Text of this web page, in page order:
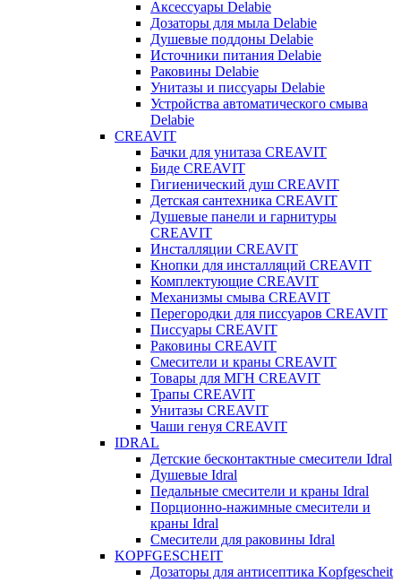
Аксессуары Delabie
Дозаторы для мыла Delabie
Душевые поддоны Delabie
Источники питания Delabie
Раковины Delabie
Унитазы и писсуары Delabie
Устройства автоматического смыва
Delabie
CREAVIT
Бачки для унитаза CREAVIT
Биде CREAVIT
Гигиенический душ CREAVIT
Детская сантехника CREAVIT
Душевые панели и гарнитуры
CREAVIT
Инсталляции CREAVIT
Кнопки для инсталляций CREAVIT
Комплектующие CREAVIT
Механизмы смыва CREAVIT
Перегородки для писсуаров CREAVIT
Писсуары CREAVIT
Раковины CREAVIT
Смесители и краны CREAVIT
Товары для МГН CREAVIT
Трапы CREAVIT
Унитазы CREAVIT
Чаши генуя CREAVIT
IDRAL
Детские бесконтактные смесители Idral
Душевые Idral
Педальные смесители и краны Idral
Порционно-нажимные смесители и
краны Idral
Смеcители для раковины Idral
KOPFGESCHEIT
Дозаторы для антисептика Kopfgescheit